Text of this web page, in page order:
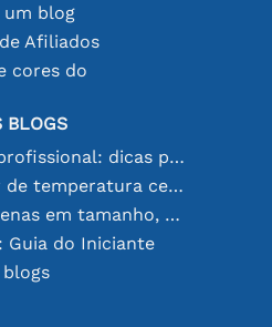
um blog
Afiliados
cores do
BLOGS
Soldando como um profissional: dicas para conexões eletrônicas perfeitas
Escolhendo o sensor de temperatura certo [youtube]
Baterias 18650: Pequenas em tamanho, grandes em desempenho
Guia do Iniciante
blogs